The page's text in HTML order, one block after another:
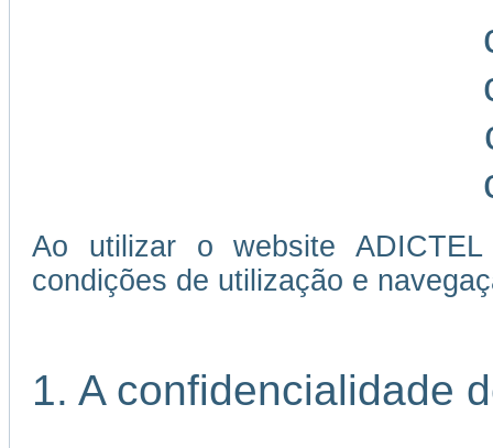
Ao utilizar o website
condições de utilização e
1. A confidencialidade